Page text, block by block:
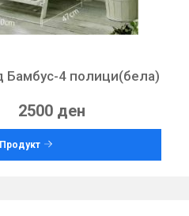
Бамбус-4 полици(бела)
2500 ден